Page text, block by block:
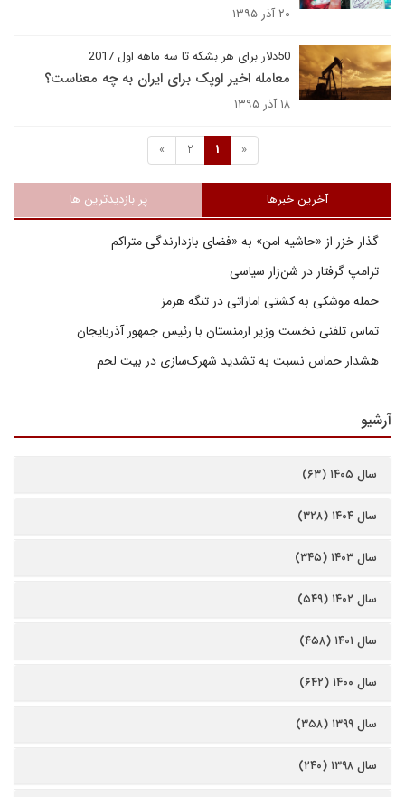
۲۰ آذر ۱۳۹۵
50دلار برای هر بشکه تا سه ماهه اول 2017
معامله اخیر اوپک برای ایران به چه معناست؟
۱۸ آذر ۱۳۹۵
«
1
2
»
آخرین خبرها پر بازدیدترین ها
گذار خزر از «حاشیه امن» به «فضای بازدارندگی متراکم
ترامپ گرفتار در شن‌زار سیاسی
حمله موشکی به کشتی اماراتی در تنگه هرمز
تماس تلفنی نخست وزیر ارمنستان با رئیس جمهور آذربایجان
هشدار حماس نسبت به تشدید شهرک‌سازی در بیت‌ لحم
آرشیو
سال ۱۴۰۵ (۶۳)
سال ۱۴۰۴ (۳۲۸)
سال ۱۴۰۳ (۳۴۵)
سال ۱۴۰۲ (۵۴۹)
سال ۱۴۰۱ (۴۵۸)
سال ۱۴۰۰ (۶۴۲)
سال ۱۳۹۹ (۳۵۸)
سال ۱۳۹۸ (۲۴۰)